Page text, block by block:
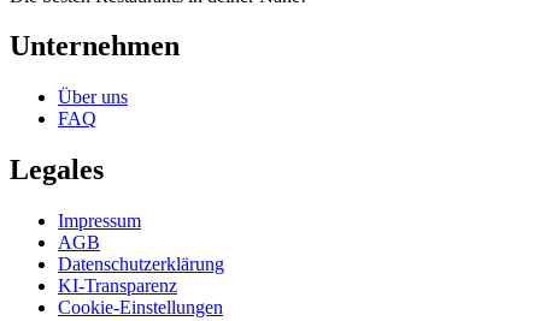
Unternehmen
Über uns
FAQ
Legales
Impressum
AGB
Datenschutzerklärung
KI-Transparenz
Cookie-Einstellungen